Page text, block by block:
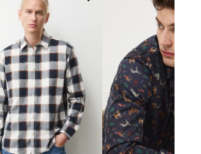
Zobacz wymiary produktu